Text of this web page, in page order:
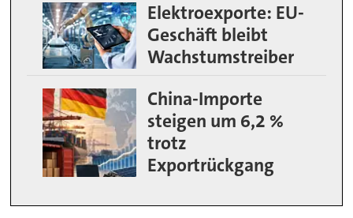
Elektroexporte: EU-
Geschäft bleibt
Wachstumstreiber
China-Importe
steigen um 6,2 %
trotz
Exportrückgang